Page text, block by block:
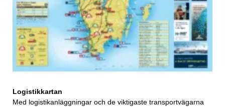
Logistikkartan
Med logistikanläggningar och de viktigaste transportvägarna